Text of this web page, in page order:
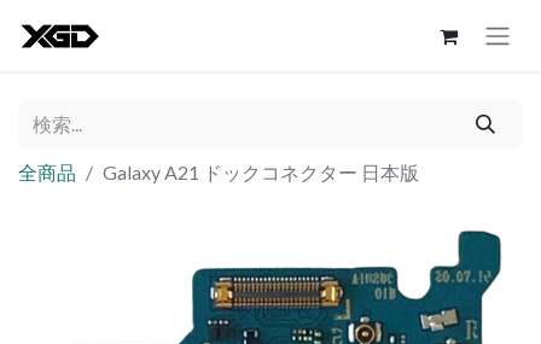
全商品 Galaxy A21 ドックコネクター 日本版